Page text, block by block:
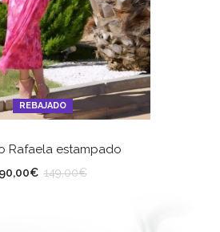
REBAJADO
Rafaela estampado
90,00€ 149,00€